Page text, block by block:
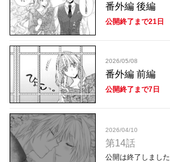
番外編 後編
公開終了まで21日
2026/05/08
番外編 前編
公開終了まで7日
2026/04/10
第14話
公開は終了しました